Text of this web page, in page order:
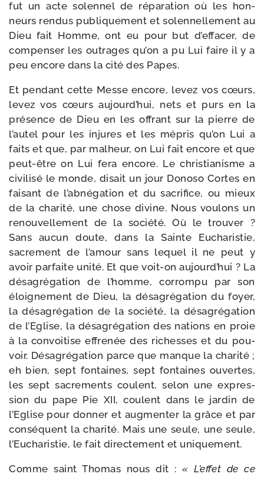
fut un acte solen­nel de répa­ra­tion où les hon­
neurs ren­dus publi­que­ment et solen­nel­le­ment au
Dieu fait Homme, ont eu pour but d’ef­fa­cer, de
com­pen­ser les outrages qu’on a pu Lui faire il y a
peu encore dans la cité des Papes.
Et pen­dant cette Messe encore, levez vos cœurs,
levez vos cœurs aujourd’­hui, nets et purs en la
pré­sence de Dieu en les offrant sur la pierre de
l’au­tel pour les injures et les mépris qu’on Lui a
faits et que, par mal­heur, on Lui fait encore et que
peut-​être on Lui fera encore. Le chris­tia­nisme a
civi­li­sé le monde, disait un jour Donoso Cortes en
fai­sant de l’ab­né­ga­tion et du sacri­fice, ou mieux
de la cha­ri­té, une chose divine. Nous vou­lons un
renou­vel­le­ment de la socié­té. Où le trou­ver ?
Sans aucun doute, dans la Sainte Eucharistie,
sacre­ment de l’a­mour sans lequel il ne peut y
avoir par­faite uni­té. Et que voit-​on aujourd’­hui ? La
désa­gré­ga­tion de l’homme, cor­rom­pu par son
éloi­gne­ment de Dieu, la désa­gré­ga­tion du foyer,
la désa­gré­ga­tion de la socié­té, la désa­gré­ga­tion
de l’Eglise, la désa­gré­ga­tion des nations en proie
à la convoi­tise effre­née des richesses et du pou­
voir. Désagrégation parce que manque la cha­ri­té ;
eh bien, sept fon­taines, sept fon­taines ouvertes,
les sept sacre­ments coulent, selon une expres­
sion du pape Pie XII, coulent dans le jar­din de
l’Eglise pour don­ner et aug­men­ter la grâce et par
consé­quent la cha­ri­té. Mais une seule, une seule,
l’Eucharistie, le fait direc­te­ment et uniquement.
Comme saint Thomas nous dit : « L’effet de ce